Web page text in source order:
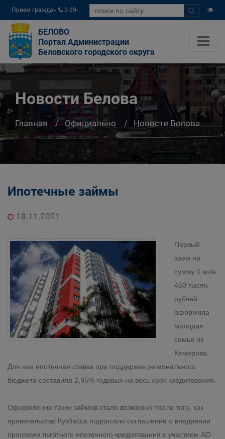
Прием граждан
2-29-
04
БЕЛОВО
Портал Администрации
Беловского городского округа
Новости Белова
Главная Официально Новости Белова
Ипотечные займы
18.11.2021
Первый
заем на
сумму 1 млн
450 тысяч
рублей
оформила
молодая
семья из
Кемерова.
Для них ипотечная ставка при поддержке регионального
бюджета составила 2,95% годовых на весь срок кредитования.
Оформление таких займов стало возможно после того, как
правительство Кузбасса подписало соглашение о внедрении
программ льготного ипотечного кредитования с участием АО